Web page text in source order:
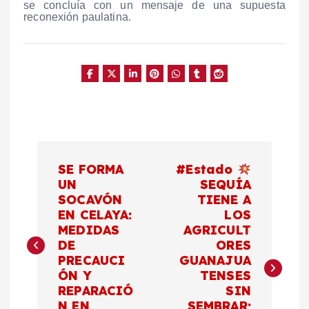
se concluía con un mensaje de una supuesta
reconexión paulatina.
e
SE FORMA
UN
SOCAVÓN
EN CELAYA:
MEDIDAS
DE
PRECAUCI
ÓN Y
REPARACIÓ
#Estado
SEQUÍA
TIENE A
LOS
AGRICULT
ORES
GUANAJUA
TENSES
SIN